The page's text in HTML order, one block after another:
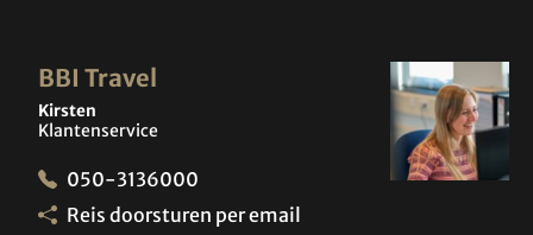
BBI Travel
Kirsten
Klantenservice
050-3136000
Reis doorsturen per email